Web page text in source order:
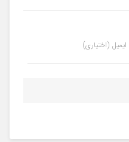
ایمیل (اختیاری)